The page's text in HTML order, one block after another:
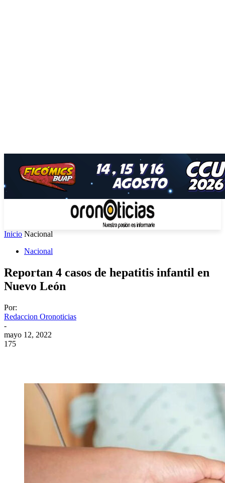
Inicio Nacional
Nacional
Reportan 4 casos de hepatitis infantil en
Nuevo León
Por:
Redaccion Oronoticias
-
mayo 12, 2022
175